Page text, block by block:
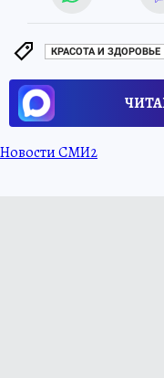
КРАСОТА И ЗДОРОВЬЕ
Новости СМИ2